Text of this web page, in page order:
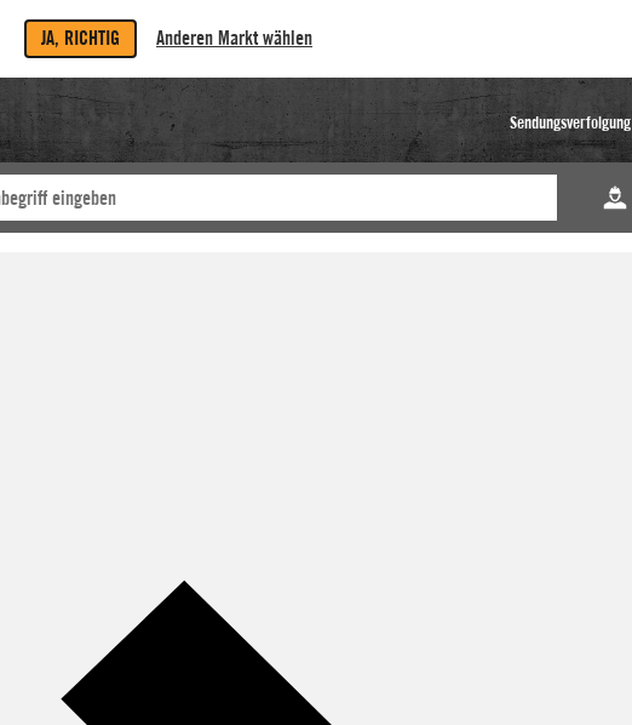
JA, RICHTIG Anderen Markt wählen
Sendungsverfolgung